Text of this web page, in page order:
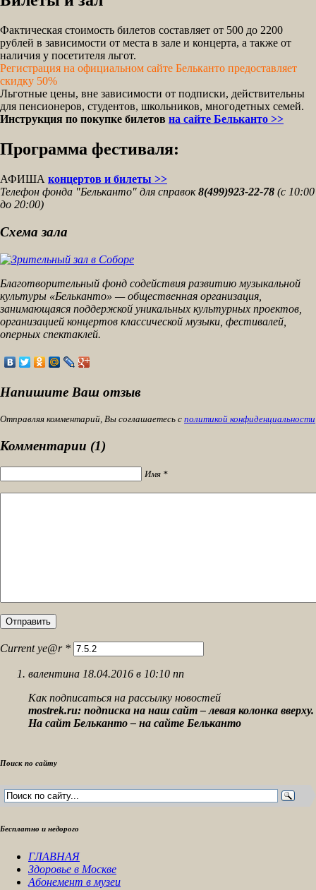
Фактическая стоимость билетов составляет от 500 до 2200
рублей в зависимости от места в зале и концерта, а также от
наличия у посетителя льгот.
Регистрация на официальном сайте Бельканто предоставляет
скидку 50%
Льготные цены, вне зависимости от подписки, действительны
для пенсионеров, студентов, школьников, многодетных семей.
Инструкция по покупке билетов на сайте Бельканто >>
Программа фестиваля:
АФИША концертов и билеты >>
Телефон фонда "Бельканто" для справок8(499)923-22-78 (с 10:00
до 20:00)
Схема зала
Благотворительный фонд содействия развитию музыкальной
культуры «Бельканто» — общественная организация,
занимающаяся поддержкой уникальных культурных проектов,
организацией концертов классической музыки, фестивалей,
оперных спектаклей.
Напишите Ваш отзыв
Отправляя комментарий, Вы соглашаетесь с политикой конфиденциальности
Комментарии (1)
Имя *
Current ye@r *
валентина 18.04.2016 в 10:10 пп
Как подписаться на рассылку новостей
mostrek.ru: подписка на наш сайт – левая колонка вверху.
На сайт Бельканто – на сайте Бельканто
Поиск по сайту
Бесплатно и недорого
ГЛАВНАЯ
Здоровье в Москве
Абонемент в музеи